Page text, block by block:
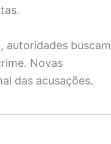
autoridades buscam
Novas
das acusações.